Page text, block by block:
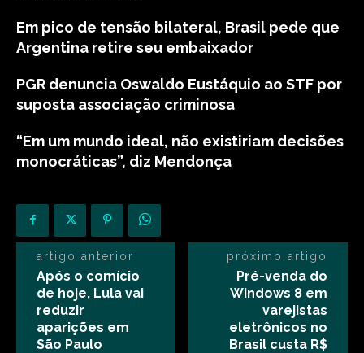
Em pico de tensão bilateral, Brasil pede que
Argentina retire seu embaixador
PGR denuncia Oswaldo Eustáquio ao STF por
suposta associação criminosa
“Em um mundo ideal, não existiriam decisões
monocráticas”, diz Mendonça
artigo anterior
Após o comício
de hoje, Lula vai
reduzir
aparições em
São Paulo
próximo artigo
Pré-venda do
Windows 8 em
varejistas
eletrônicos no
Brasil custa R$